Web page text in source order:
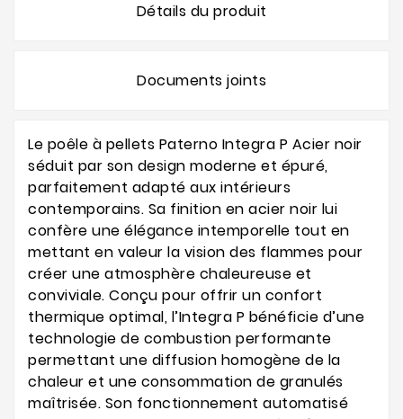
Détails du produit
Documents joints
Le poêle à pellets Paterno Integra P Acier noir
séduit par son design moderne et épuré,
parfaitement adapté aux intérieurs
contemporains. Sa finition en acier noir lui
confère une élégance intemporelle tout en
mettant en valeur la vision des flammes pour
créer une atmosphère chaleureuse et
conviviale. Conçu pour offrir un confort
thermique optimal, l’Integra P bénéficie d’une
technologie de combustion performante
permettant une diffusion homogène de la
chaleur et une consommation de granulés
maîtrisée. Son fonctionnement automatisé